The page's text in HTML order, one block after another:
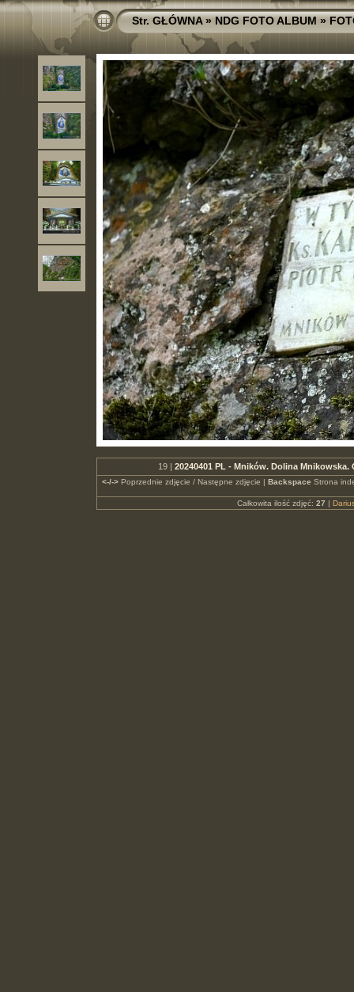
Str. GŁÓWNA»NDG FOTO ALBUM»
19 | 20240401 PL - Mników. Dolina
<-/->Poprzednie zdjęcie / Następne zdjęcie | Backspace Strona
Całkowita ilość zdjęć: 27 |